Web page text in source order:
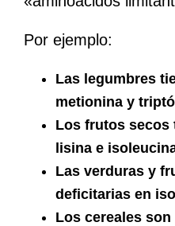
Por ejemplo:
Las legumbres
metionina y
Los frutos secos
lisina e
Las verduras y
deficitarias en
Los cereales